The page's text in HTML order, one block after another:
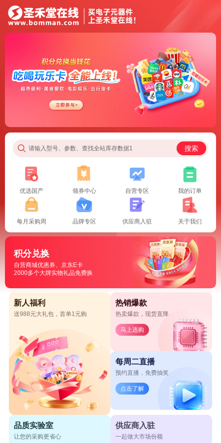
请输入型号、参数、查找全站库存数据1 搜索
优选国产 领券中心 自营专区 我的订单
每月采购周 品牌专区 供应商入驻 关于我们
积分兑换
自营商城优惠券、京东E卡
2000多个大牌实物礼品免费换
新人福利
送988元大礼包，首单1元购
热销爆款
热卖爆款，现货直降
马上选购
每周二直播
预约直播，免费抽奖
点击了解
品质实验室
让您的采购更省心
供应商入驻
一起做大市场份额